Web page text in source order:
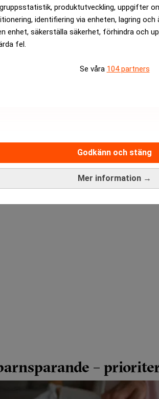
produktutveckling, uppgifter
identifiering via enheten, lagring
enhet, säkerställa säkerhet, förhindra och
fel.
Se våra 104 partners
Mer information →
Godkänn och stäng
ANNONS
–